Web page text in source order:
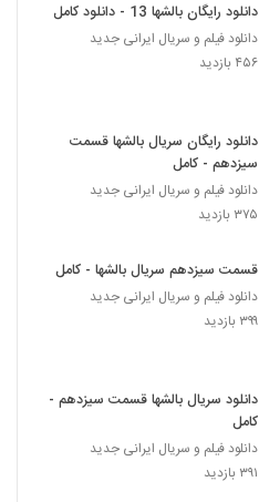
دانلود رایگان بالشها 13 - دانلود کامل
دانلود فیلم و سریال ایرانی جدید
۴۵۶ بازدید
دانلود رایگان سریال بالشها قسمت
سیزدهم - کامل
دانلود فیلم و سریال ایرانی جدید
۳۷۵ بازدید
قسمت سیزدهم سریال بالشها - کامل
دانلود فیلم و سریال ایرانی جدید
۳۹۹ بازدید
دانلود سریال بالشها قسمت سیزدهم -
کامل
دانلود فیلم و سریال ایرانی جدید
۳۹۱ بازدید